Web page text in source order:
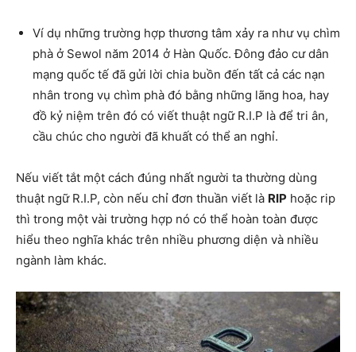
Ví dụ những trường hợp thương tâm xảy ra như vụ chìm
phà ở Sewol năm 2014 ở Hàn Quốc. Đông đảo cư dân
mạng quốc tế đã gửi lời chia buồn đến tất cả các nạn
nhân trong vụ chìm phà đó bằng những lãng hoa, hay
đồ kỷ niệm trên đó có viết thuật ngữ R.I.P là để tri ân,
cầu chúc cho người đã khuất có thể an nghỉ.
Nếu viết tắt một cách đúng nhất người ta thường dùng
thuật ngữ R.I.P, còn nếu chỉ đơn thuần viết là RIP hoặc rip
thì trong một vài trường hợp nó có thể hoàn toàn được
hiểu theo nghĩa khác trên nhiều phương diện và nhiều
ngành làm khác.